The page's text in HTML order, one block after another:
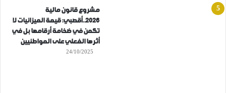
مشروع قانون مالية
2026..أقصبي: قيمة الميزانيات لا
تكمن في ضخامة أرقامها بل في
أثرها الفعلي على المواطنيين
24/10/2025